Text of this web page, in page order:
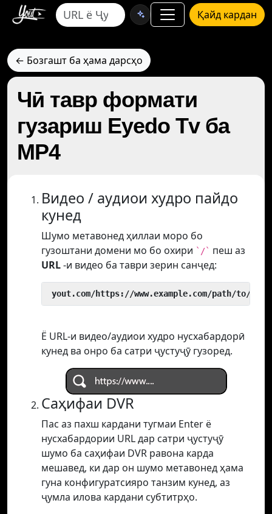
Қайд кардан
← Бозгашт ба ҳама дарсҳо
Чӣ тавр формати
гузариш Eyedo Tv ба
MP4
Видео / аудиои худро пайдо
кунед
Шумо метавонед ҳиллаи моро бо
гузоштани домени мо бо охири `/` пеш аз
URL-и видео ба таври зерин санҷед:
yout.com/https://www.example.com/path/to/
Ё URL-и видео/аудиои худро нусхабардорӣ
кунед ва онро ба сатри ҷустуҷӯ гузоред.
Саҳифаи DVR
Пас аз пахш кардани тугмаи Enter ё
нусхабардории URL дар сатри ҷустуҷӯ
шумо ба саҳифаи DVR равона карда
мешавед, ки дар он шумо метавонед ҳама
гуна конфигуратсияро танзим кунед, аз
ҷумла илова кардани субтитрҳо.